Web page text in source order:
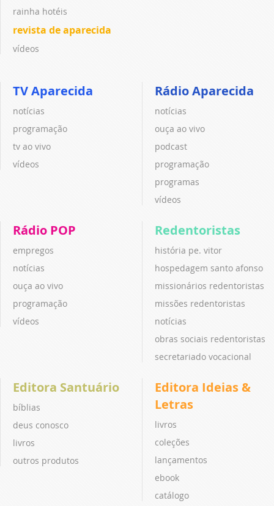
rainha hotéis
revista de aparecida
vídeos
TV Aparecida
notícias
programação
tv ao vivo
vídeos
Rádio Aparecida
notícias
ouça ao vivo
podcast
programação
programas
vídeos
Rádio POP
empregos
notícias
ouça ao vivo
programação
vídeos
Redentoristas
história pe. vitor
hospedagem santo afonso
missionários redentoristas
missões redentoristas
notícias
obras sociais redentoristas
secretariado vocacional
Editora Santuário
bíblias
deus conosco
livros
outros produtos
Editora Ideias &
Letras
livros
coleções
lançamentos
ebook
catálogo